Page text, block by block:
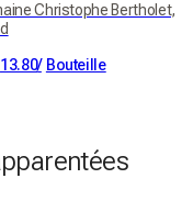
Christophe Bertholet,
13.80/ Bouteille